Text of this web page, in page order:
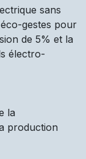
sans
gestes pour
de 5% et la
électro-
la
production